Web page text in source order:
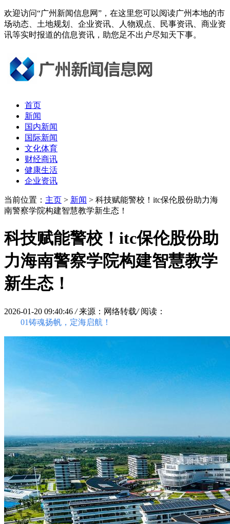
欢迎访问“广州新闻信息网”，在这里您可以阅读广州本地的市
场动态、土地规划、企业资讯、人物观点、民事资讯、商业资
讯等实时报道的信息资讯，助您足不出户尽知天下事。
首页
新闻
国内新闻
国际新闻
文化体育
财经商讯
健康生活
企业资讯
当前位置： 主页 > 新闻 > 科技赋能警校！itc保伦股份助力海
南警察学院构建智慧教学新生态！
科技赋能警校！itc保伦股份助
力海南警察学院构建智慧教学
新生态！
2026-01-20 09:40:46 / 来源：网络转载/ 阅读：
01铸魂扬帆，定海启航！